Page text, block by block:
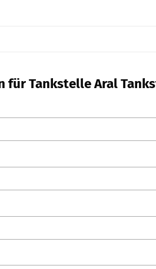
für Tankstelle Aral